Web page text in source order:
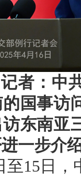
记者：中
国事访
东南亚
一步介
至15日